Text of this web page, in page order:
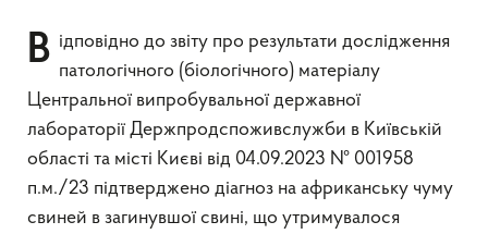
Відповідно до звіту про результати дослідження патологічного (біологічного) матеріалу
Центральної випробувальної державної
лабораторії Держпродспоживслужби в Київській
області та місті Києві від 04.09.2023 № 001958
п.м./23 підтверджено діагноз на африканську чуму
свиней в загинувшої свині, що утримувалося